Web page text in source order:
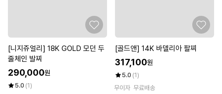
[니지쥬얼리] 18K GOLD 모던 두
줄체인 발찌
290,000원
5.0 (1)
[골드앤] 14K 바델리아 팔찌
317,100원
5.0 (1)
무이자 무료배송